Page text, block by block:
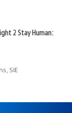
2 Stay Human:
SIE